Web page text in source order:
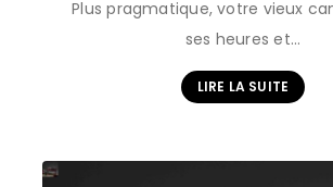
Plus pragmatique, votre vieux
ses heures et…
LIRE LA SUITE